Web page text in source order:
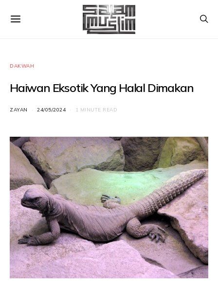
DAKWAH
Haiwan Eksotik Yang Halal Dimakan
ZAYAN 24/05/2024 1 MINUTE READ